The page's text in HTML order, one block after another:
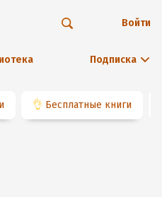
Подписка
Войти
👌 Бесплатные книги